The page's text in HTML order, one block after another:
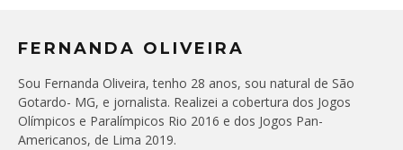
FERNANDA OLIVEIRA
Sou Fernanda Oliveira, tenho 28 anos, sou natural de São
Gotardo- MG, e jornalista. Realizei a cobertura dos Jogos
Olímpicos e Paralímpicos Rio 2016 e dos Jogos Pan-
Americanos, de Lima 2019.